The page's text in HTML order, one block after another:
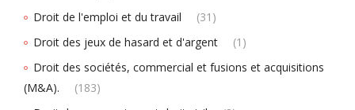
Droit de l'emploi et du travail
(31)
Droit des jeux de hasard et d'argent
(1)
Droit des sociétés, commercial et fusions et acquisitions
(M&A).
(183)